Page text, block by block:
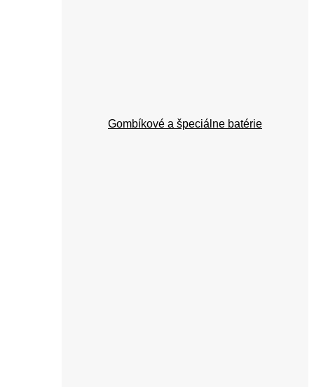
Gombíkové a špeciálne batérie